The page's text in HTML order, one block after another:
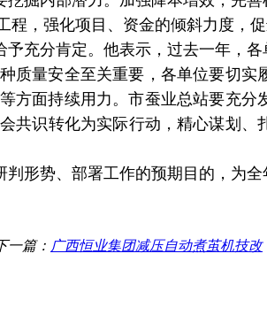
，强化项目、资金的倾斜力度，促
予充分肯定。他表示，过去一年，
质量安全至关重要，各单位要切
方面持续用力。市蚕业总站要充
共识转化为实际行动，精心谋划、
形势、部署工作的预期目的，为全
一篇： 广西恒业集团减压自动煮茧机技改